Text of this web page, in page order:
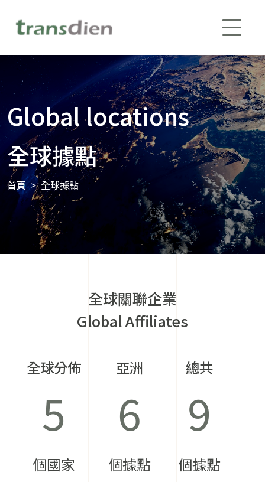
Global locations
全球據點
首頁 全球據點
全球關聯企業
Global Affiliates
全球分佈
5
個國家
亞洲
6
個據點
總共
9
個據點